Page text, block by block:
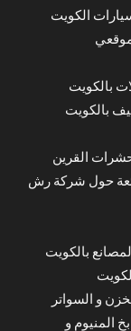
الكويت
بالكويت
بالكويت
القرين
حول شركة رش
بالكويت
و السواتر
المنيوم و